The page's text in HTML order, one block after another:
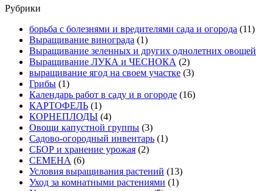
Рубрики
борьба с болезнями и вредителями сада и огорода (11)
Выращивание винограда (1)
Выращивание зеленных и других однолетних овощей
Выращивание ЛУКА и ЧЕСНОКА (2)
выращивание ягод на своем участке (3)
Грибы (1)
Календарь работ в саду и в огороде (16)
КАРТОФЕЛЬ (1)
КОРНЕПЛОДЫ (4)
Овощи капустной группы (3)
Садово-огородный инвентарь (1)
СБОР и хранение урожая (2)
СЕМЕНА (6)
Условия выращивания растений (13)
Уход за комнатными растениями (1)